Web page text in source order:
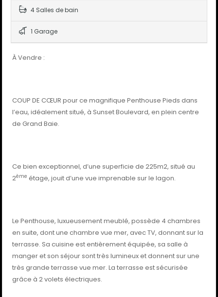
4 Salles de bain
1 Garage
À Vendre :
COUP DE CŒUR pour ce magnifique Penthouse Pieds dans
l’eau, idéalement situé, à Sunset Boulevard, en plein centre
de Grand Baie.
Ce bien exceptionnel, d’une superficie de 225m2, situé au
2ème étage, jouit d’une vue imprenable sur le lagon.
Le Penthouse, luxueusement meublé, possède 4 chambres
en suite, dont une chambre vue mer, avec TV, donnant sur la
terrasse. Sa cuisine est entièrement équipée, sa salle à
manger et son séjour sont très lumineux et donnent sur une
très grande terrasse vue mer. La terrasse est sécurisée
grâce à 2 volets électriques.